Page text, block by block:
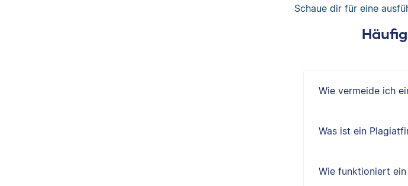
Schaue dir für eine
Wie vermeide ich
Was ist ein
Wie funktioniert